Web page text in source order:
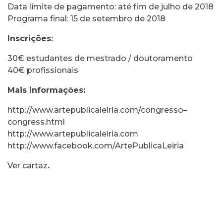
Data limite de pagamento: até fim de julho de 2018
Programa final: 15 de setembro de 2018
Inscrições:
30€ estudantes de mestrado / doutoramento
40€ profissionais
Mais informações:
http://www.artepublicaleiria.com/congresso–
congress.html
http://www.artepublicaleiria.com
http://www.facebook.com/ArtePublicaLeiria
Ver cartaz.